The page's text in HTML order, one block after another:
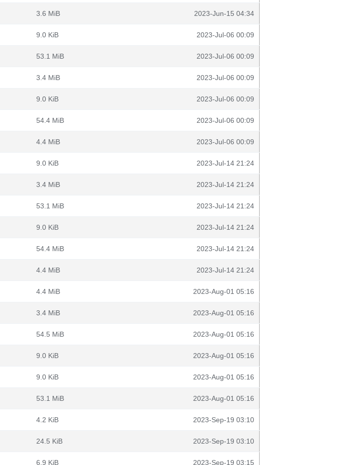
3.6 MiB 2023-Jun-15 04:34
9.0 KiB 2023-Jul-06 00:09
53.1 MiB 2023-Jul-06 00:09
3.4 MiB 2023-Jul-06 00:09
9.0 KiB 2023-Jul-06 00:09
54.4 MiB 2023-Jul-06 00:09
4.4 MiB 2023-Jul-06 00:09
9.0 KiB 2023-Jul-14 21:24
3.4 MiB 2023-Jul-14 21:24
53.1 MiB 2023-Jul-14 21:24
9.0 KiB 2023-Jul-14 21:24
54.4 MiB 2023-Jul-14 21:24
4.4 MiB 2023-Jul-14 21:24
4.4 MiB 2023-Aug-01 05:16
3.4 MiB 2023-Aug-01 05:16
54.5 MiB 2023-Aug-01 05:16
9.0 KiB 2023-Aug-01 05:16
9.0 KiB 2023-Aug-01 05:16
53.1 MiB 2023-Aug-01 05:16
4.2 KiB 2023-Sep-19 03:10
24.5 KiB 2023-Sep-19 03:10
6.9 KiB 2023-Sep-19 03:15